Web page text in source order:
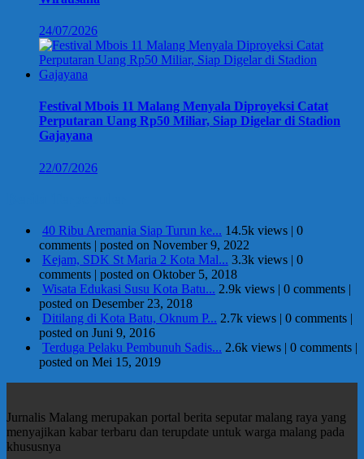
24/07/2026
Festival Mbois 11 Malang Menyala Diproyeksi Catat
Perputaran Uang Rp50 Miliar, Siap Digelar di Stadion
Gajayana
22/07/2026
40 Ribu Aremania Siap Turun ke... 14.5k views | 0
comments | posted on November 9, 2022
Kejam, SDK St Maria 2 Kota Mal... 3.3k views | 0
comments | posted on Oktober 5, 2018
Wisata Edukasi Susu Kota Batu... 2.9k views | 0 comments |
posted on Desember 23, 2018
Ditilang di Kota Batu, Oknum P... 2.7k views | 0 comments |
posted on Juni 9, 2016
Terduga Pelaku Pembunuh Sadis... 2.6k views | 0 comments |
posted on Mei 15, 2019
Jurnalis Malang merupakan portal berita seputar malang raya yang
menyajikan kabar terbaru dan terupdate untuk warga malang pada
khususnya